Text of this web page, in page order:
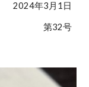
2024年3 月 1 日
第32号